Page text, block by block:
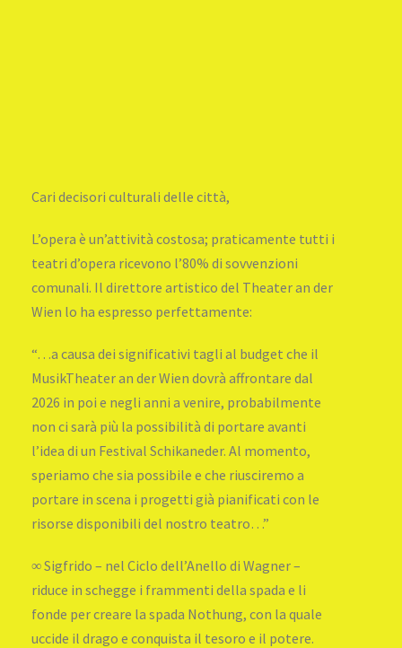
Cari decisori culturali delle città,
L’opera è un’attività costosa; praticamente tutti i
teatri d’opera ricevono l’80% di sovvenzioni
comunali. Il direttore artistico del Theater an der
Wien lo ha espresso perfettamente:
“…a causa dei significativi tagli al budget che il
MusikTheater an der Wien dovrà affrontare dal
2026 in poi e negli anni a venire, probabilmente
non ci sarà più la possibilità di portare avanti
l’idea di un Festival Schikaneder. Al momento,
speriamo che sia possibile e che riusciremo a
portare in scena i progetti già pianificati con le
risorse disponibili del nostro teatro…”
∞ Sigfrido – nel Ciclo dell’Anello di Wagner –
riduce in schegge i frammenti della spada e li
fonde per creare la spada Nothung, con la quale
uccide il drago e conquista il tesoro e il potere.